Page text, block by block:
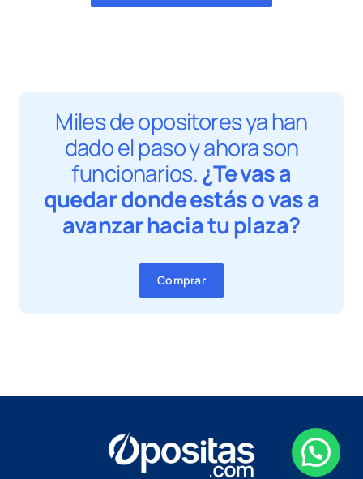
Miles de opositores ya han
dado el paso y ahora son
funcionarios.¿Te vas a
quedar donde estás o vas a
avanzar hacia tu plaza?
Comprar